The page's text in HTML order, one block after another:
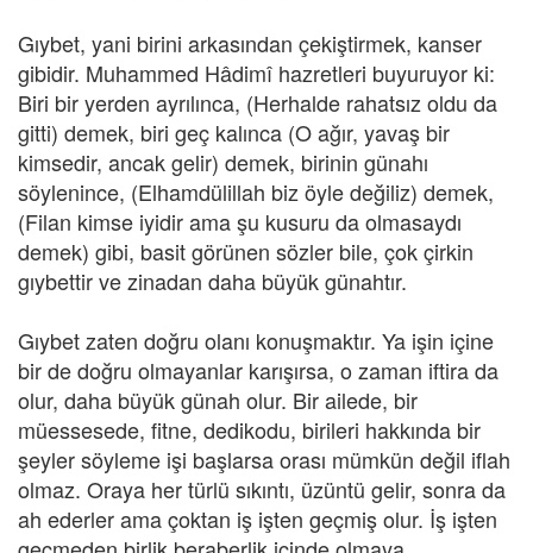
Gıybet, yani birini arkasından çekiştirmek, kanser
gibidir. Muhammed Hâdimî hazretleri buyuruyor ki:
Biri bir yerden ayrılınca, (Herhalde rahatsız oldu da
gitti) demek, biri geç kalınca (O ağır, yavaş bir
kimsedir, ancak gelir) demek, birinin günahı
söylenince, (Elhamdülillah biz öyle değiliz) demek,
(Filan kimse iyidir ama şu kusuru da olmasaydı
demek) gibi, basit görünen sözler bile, çok çirkin
gıybettir ve zinadan daha büyük günahtır.
Gıybet zaten doğru olanı konuşmaktır. Ya işin içine
bir de doğru olmayanlar karışırsa, o zaman iftira da
olur, daha büyük günah olur. Bir ailede, bir
müessesede, fitne, dedikodu, birileri hakkında bir
şeyler söyleme işi başlarsa orası mümkün değil iflah
olmaz. Oraya her türlü sıkıntı, üzüntü gelir, sonra da
ah ederler ama çoktan iş işten geçmiş olur. İş işten